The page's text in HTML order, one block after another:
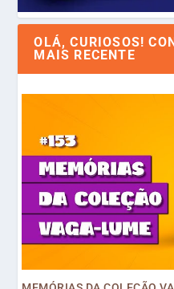
OLÁ, CURIOSOS!
MAIS RECENTE